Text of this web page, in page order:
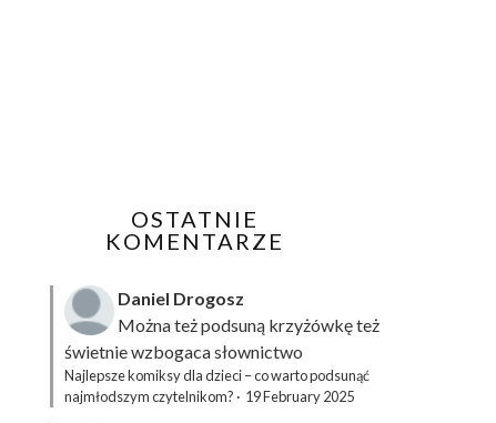
OSTATNIE
KOMENTARZE
Daniel Drogosz
Można też podsuną krzyżówkęteż
świetnie wzbogaca słownictwo
Najlepsze komiksy dla dzieci – co warto podsunąć
najmłodszym czytelnikom? · 19 February 2025